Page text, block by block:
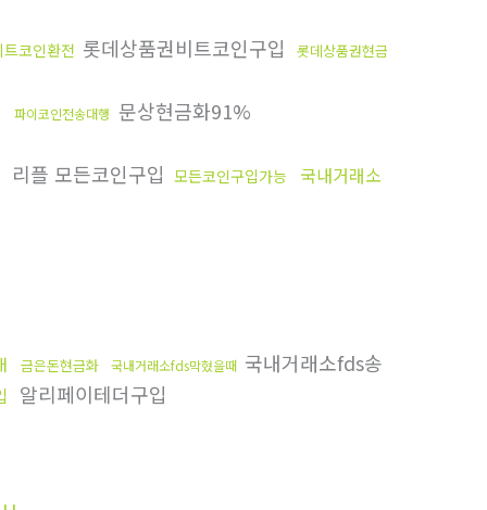
트코인환전 롯데상품권비트코인구입
롯데상품권현금
파이코인전송대행 문상현금화91%
리플 모든코인구입 모든코인구입가능
국내거래소
금은돈현금화 국내거래소fds막혔을때 국내거래소fds송
알리페이테더구입